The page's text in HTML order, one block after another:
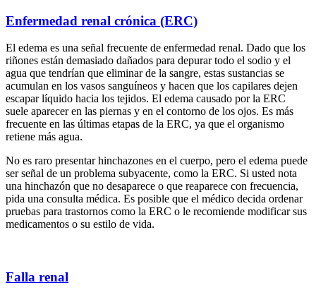
Enfermedad renal crónica (ERC)
El edema es una señal frecuente de enfermedad renal. Dado que los
riñones están demasiado dañados para depurar todo el sodio y el
agua que tendrían que eliminar de la sangre, estas sustancias se
acumulan en los vasos sanguíneos y hacen que los capilares dejen
escapar líquido hacia los tejidos. El edema causado por la ERC
suele aparecer en las piernas y en el contorno de los ojos. Es más
frecuente en las últimas etapas de la ERC, ya que el organismo
retiene más agua.
No es raro presentar hinchazones en el cuerpo, pero el edema puede
ser señal de un problema subyacente, como la ERC. Si usted nota
una hinchazón que no desaparece o que reaparece con frecuencia,
pida una consulta médica. Es posible que el médico decida ordenar
pruebas para trastornos como la ERC o le recomiende modificar sus
medicamentos o su estilo de vida.
Falla renal